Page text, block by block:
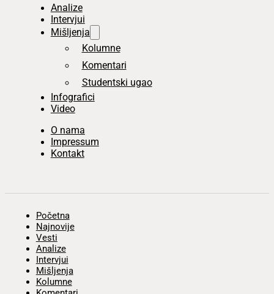
Analize
Intervjui
Mišljenja
Kolumne
Komentari
Studentski ugao
Infografici
Video
O nama
Impressum
Kontakt
Početna
Najnovije
Vesti
Analize
Intervjui
Mišljenja
Kolumne